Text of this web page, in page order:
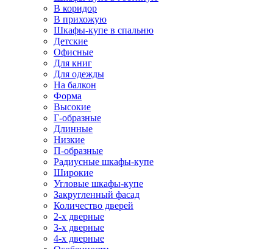
В коридор
В прихожую
Шкафы-купе в спальню
Детские
Офисные
Для книг
Для одежды
На балкон
Форма
Высокие
Г-образные
Длинные
Низкие
П-образные
Радиусные шкафы-купе
Широкие
Угловые шкафы-купе
Закругленный фасад
Количество дверей
2-х дверные
3-х дверные
4-х дверные